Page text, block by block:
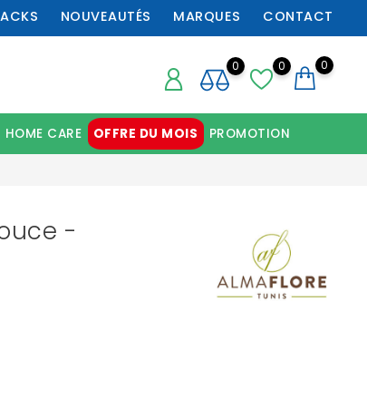
NOUVEAUTÉS MARQUES CONTACT
0 0
0
HOME CARE OFFRE DU MOIS PROMOTION
-